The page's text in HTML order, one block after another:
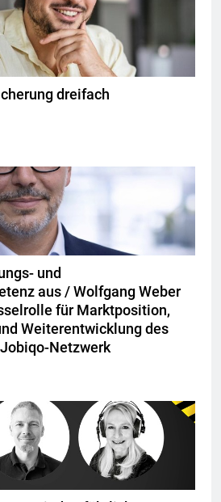
dreifach
und
aus / Wolfgang Weber
für Marktposition,
Weiterentwicklung des
Netzwerk